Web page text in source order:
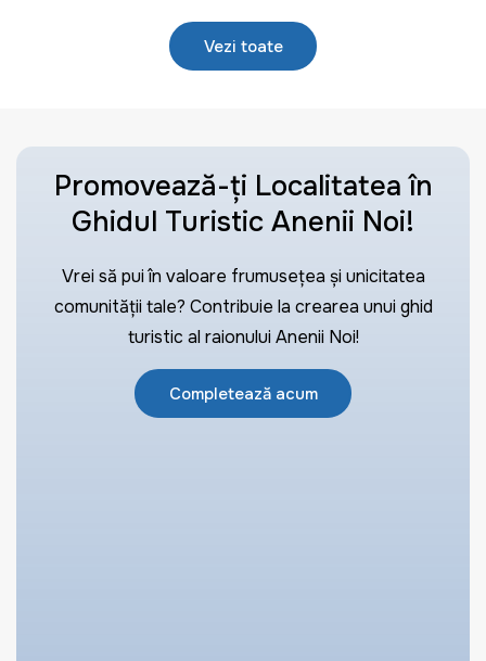
Vezi toate
Promovează-ți Localitatea în
Ghidul Turistic Anenii Noi!
Vrei să pui în valoare frumusețea și unicitatea
comunității tale? Contribuie la crearea unui ghid
turistic al raionului Anenii Noi!
Completează acum